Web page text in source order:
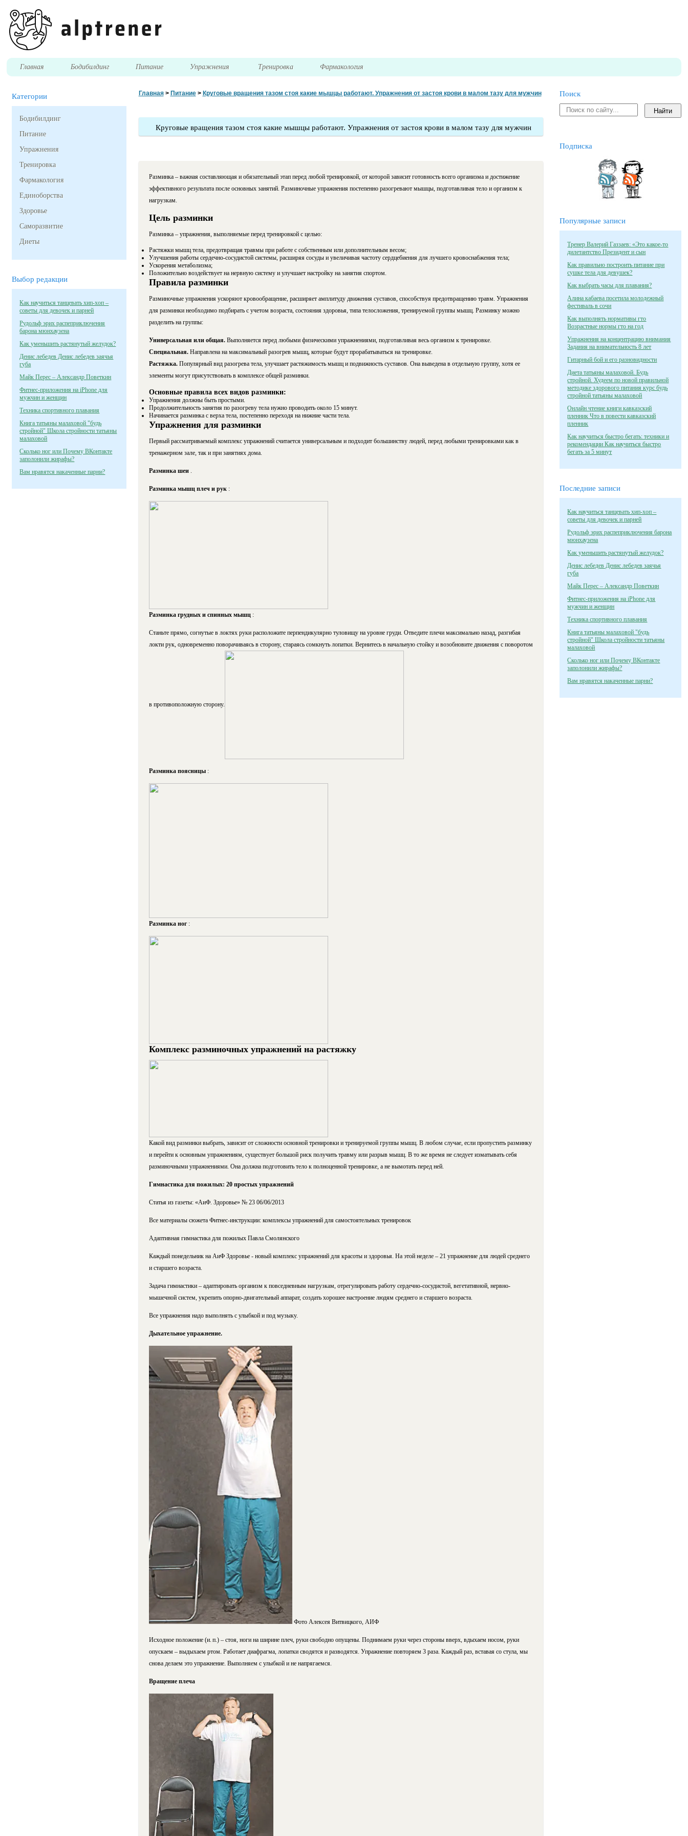
Главная Бодибилдинг Питание Упражнения Тренировка Фармакология
Категории
Бодибилдинг
Питание
Упражнения
Тренировка
Фармакология
Единоборства
Здоровье
Саморазвитие
Диеты
Выбор редакции
Как научиться танцевать хип-хоп –
советы для девочек и парней
Рудольф эрих распеприключения
барона мюнхаузена
Как уменьшить растянутый желудок?
Денис лебедев Денис лебедев заячья
губа
Майк Перес – Александр Поветкин
Фитнес-приложения на iPhone для
мужчин и женщин
Техника спортивного плавания
Книга татьяны малаховой "будь
стройной" Школа стройности татьяны
малаховой
Сколько ног или Почему ВКонтакте
заполонили жирафы?
Вам нравятся накаченные парни?
Главная> Питание> Круговые вращения тазом стоя какие мышцы работают. Упражнения от застоя крови в малом тазу для мужчин
Круговые вращения тазом стоя какие мышцы работают. Упражнения от застоя крови в малом тазу для мужчин
Разминка – важная составляющая и обязательный этап перед любой тренировкой, от которой зависит готовность всего организма и достижение
эффективного результата после основных занятий. Разминочные упражнения постепенно разогревают мышцы, подготавливая тело и организм к
нагрузкам.
Цель разминки
Разминка – упражнения, выполняемые перед тренировкой с целью:
Растяжки мышц тела, предотвращая травмы при работе с собственным или дополнительным весом;
Улучшения работы сердечно-сосудистой системы, расширяя сосуды и увеличивая частоту сердцебиения для лучшего кровоснабжения тела;
Ускорения метаболизма;
Положительно воздействует на нервную систему и улучшает настройку на занятия спортом.
Правила разминки
Разминочные упражнения ускоряют кровообращение, расширяет амплитуду движения суставов, способствуя предотвращению травм. Упражнения
для разминки необходимо подбирать с учетом возраста, состояния здоровья, типа телосложения, тренируемой группы мышц. Разминку можно
разделить на группы:
Универсальная или общая. Выполняется перед любыми физическими упражнениями, подготавливая весь организм к тренировке.
Специальная. Направлена на максимальный разогрев мышц, которые будут прорабатываться на тренировке.
Растяжка. Популярный вид разогрева тела, улучшает растяжимость мышц и подвижность суставов. Она выведена в отдельную группу, хотя ее
элементы могут присутствовать в комплексе общей разминки.
Основные правила всех видов разминки:
Упражнения должны быть простыми.
Продолжительность занятия по разогреву тела нужно проводить около 15 минут.
Начинается разминка с верха тела, постепенно переходя на нижние части тела.
Упражнения для разминки
Первый рассматриваемый комплекс упражнений считается универсальным и подходит большинству людей, перед любыми тренировками как в
тренажерном зале, так и при занятиях дома.
Разминка шеи .
Разминка мышц плеч и рук :
Разминка грудных и спинных мышц :
Станьте прямо, согнутые в локтях руки расположите перпендикулярно туловищу на уровне груди. Отведите плечи максимально назад, разгибая
локти рук, одновременно поворачиваясь в сторону, стараясь сомкнуть лопатки. Вернитесь в начальную стойку и возобновите движения с поворотом
в противоположную сторону.
Разминка поясницы :
Разминка ног :
Комплекс разминочных упражнений на растяжку
Какой вид разминки выбрать, зависит от сложности основной тренировки и тренируемой группы мышц. В любом случае, если пропустить разминку
и перейти к основным упражнениям, существует большой риск получить травму или разрыв мышц. В то же время не следует изматывать себя
разминочными упражнениями. Она должна подготовить тело к полноценной тренировке, а не вымотать перед ней.
Гимнастика для пожилых: 20 простых упражнений
Статья из газеты: «АиФ. Здоровье» № 23 06/06/2013
Все материалы сюжета Фитнес-инструкции: комплексы упражнений для самостоятельных тренировок
Адаптивная гимнастика для пожилых Павла Смолянского
Каждый понедельник на АиФ Здоровье - новый комплекс упражнений для красоты и здоровья. На этой неделе – 21 упражнение для людей среднего
и старшего возраста.
Задача гимнастики – адаптировать организм к повседневным нагрузкам, отрегулировать работу сердечно-сосудистой, вегетативной, нервно-
мышечной систем, укрепить опорно-двигательный аппарат, создать хорошее настроение людям среднего и старшего возраста.
Все упражнения надо выполнять с улыбкой и под музыку.
Дыхательное упражнение.
Фото Алексея Витвицкого, АИФ
Исходное положение (и. п.) – стоя, ноги на ширине плеч, руки свободно опущены. Поднимаем руки через стороны вверх, вдыхаем носом, руки
опускаем – выдыхаем ртом. Работает диафрагма, лопатки сводятся и разводятся. Упражнение повторяем 3 раза. Каждый раз, вставая со стула, мы
снова делаем это упражнение. Выполняем с улыбкой и не напрягаемся.
Вращение плеча
Поиск
Подписка
Популярные записи
Тренер Валерий Газзаев: «Это какое-то
дилетантство Президент и сын
Как правильно построить питание при
сушке тела для девушек?
Как выбрать часы для плавания?
Алина кабаева посетила молодежный
фестиваль в сочи
Как выполнять нормативы гто
Возрастные нормы гто на год
Упражнения на концентрацию внимания
Задания на внимательность 8 лет
Гитарный бой и его разновидности
Диета татьяны малаховой. Будь
стройной. Худеем по новой правильной
методике здорового питания курс будь
стройной татьяны малаховой
Онлайн чтение книги кавказский
пленник Что в повести кавказский
пленник
Как научиться быстро бегать: техники и
рекомендации Как научиться быстро
бегать за 5 минут
Последние записи
Как научиться танцевать хип-хоп –
советы для девочек и парней
Рудольф эрих распеприключения барона
мюнхаузена
Как уменьшить растянутый желудок?
Денис лебедев Денис лебедев заячья
губа
Майк Перес – Александр Поветкин
Фитнес-приложения на iPhone для
мужчин и женщин
Техника спортивного плавания
Книга татьяны малаховой "будь
стройной" Школа стройности татьяны
малаховой
Сколько ног или Почему ВКонтакте
заполонили жирафы?
Вам нравятся накаченные парни?